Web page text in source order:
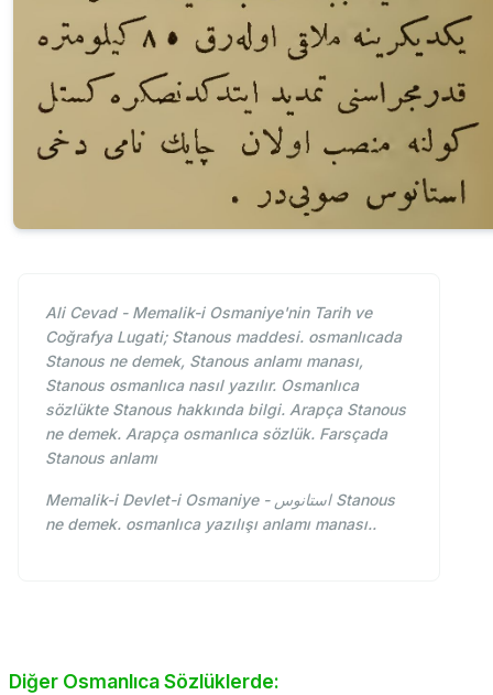
Ali Cevad - Memalik-i Osmaniye'nin Tarih ve
Coğrafya Lugati; Stanous maddesi. osmanlıcada
Stanous ne demek, Stanous anlamı manası,
Stanous osmanlıca nasıl yazılır. Osmanlıca
sözlükte Stanous hakkında bilgi. Arapça Stanous
ne demek. Arapça osmanlıca sözlük. Farsçada
Stanous anlamı
Memalik-i Devlet-i Osmaniye - استانوس Stanous
ne demek. osmanlıca yazılışı anlamı manası..
Diğer Osmanlıca Sözlüklerde: